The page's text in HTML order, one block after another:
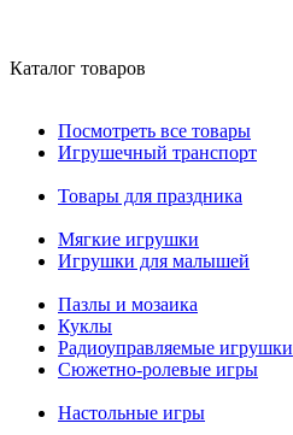
Каталог товаров
Посмотреть все товары
Игрушечный транспорт
Товары для праздника
Мягкие игрушки
Игрушки для малышей
Пазлы и мозаика
Куклы
Радиоуправляемые игрушки
Сюжетно-ролевые игры
Настольные игры